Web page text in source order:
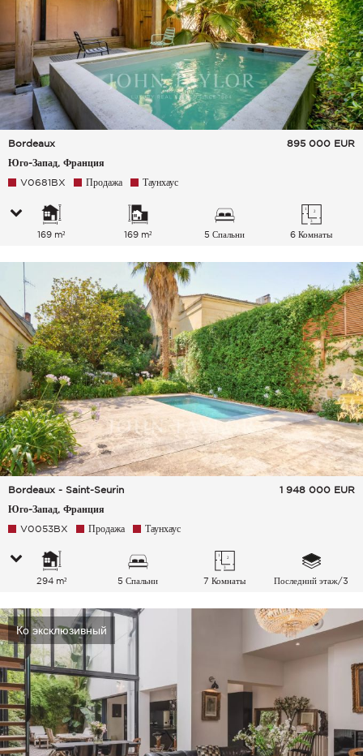
Bordeaux
Юго-Запад, Франция
895 000 EUR
V0681BX Продажа Таунхаус
169 m² 169 m² 5 Спальни 6 Комнаты
Bordeaux - Saint-Seurin
Юго-Запад, Франция
1 948 000 EUR
V0053BX Продажа Таунхаус
294 m² 5 Спальни 7 Комнаты Последний этаж/3
Ко эксклюзивный